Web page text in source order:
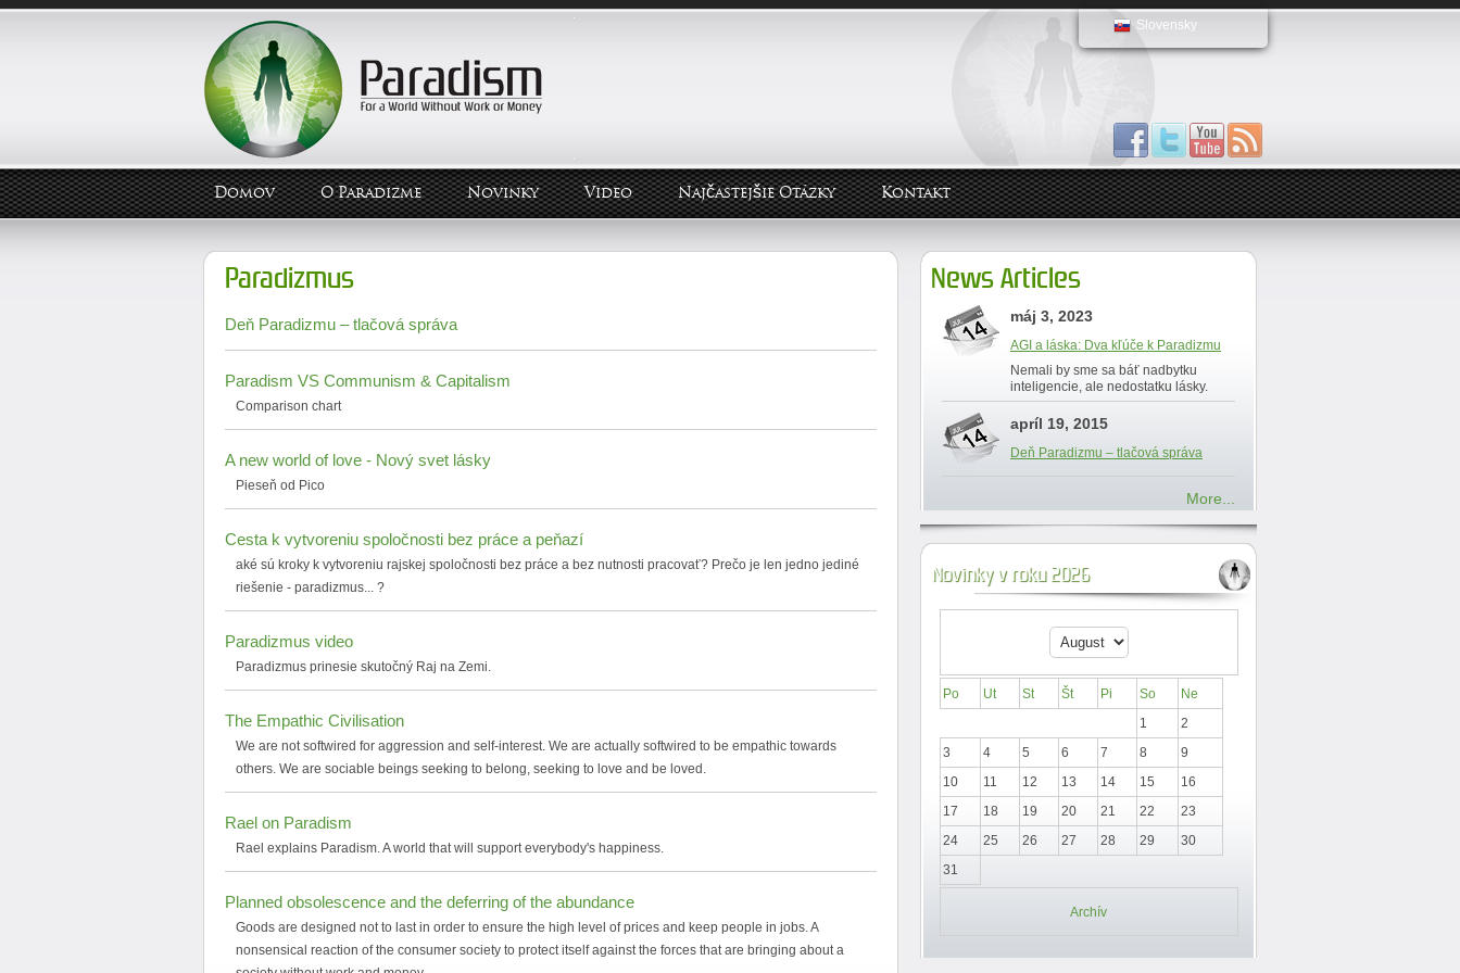
Slovensky
Domov O Paradizme Novinky Video Najčastejšie Otázky Kontakt
Paradizmus
Deň Paradizmu – tlačová správa
Paradism VS Communism & Capitalism
Comparison chart
A new world of love - Nový svet lásky
Pieseň od Pico
Cesta k vytvoreniu spoločnosti bez práce a peňazí
aké sú kroky k vytvoreniu rajskej spoločnosti bez práce a bez nutnosti pracovať? Prečo je len jedno jediné
riešenie - paradizmus... ?
Paradizmus video
Paradizmus prinesie skutočný Raj na Zemi.
The Empathic Civilisation
We are not softwired for aggression and self-interest. We are actually softwired to be empathic towards
others. We are sociable beings seeking to belong, seeking to love and be loved.
Rael on Paradism
Rael explains Paradism. A world that will support everybody's happiness.
Planned obsolescence and the deferring of the abundance
Goods are designed not to last in order to ensure the high level of prices and keep people in jobs. A
nonsensical reaction of the consumer society to protect itself against the forces that are bringing about a
News Articles
máj 3, 2023
AGI a láska: Dva kľúče k Paradizmu
Nemali by sme sa báť nadbytku
inteligencie, ale nedostatku lásky.
apríl 19, 2015
Deň Paradizmu – tlačová správa
More...
Novinky v roku 2026
Po Ut St Št Pi So
Ne
1
2
3
4 5 6 7 8
9
10
11 12 13 14 15
16
17
18 19 20 21 22
23
24
25 26 27 28 29
30
31
Archív